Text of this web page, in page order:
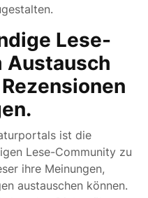
Lese-
Austausch
ist die
Lese-Community zu
ihre Meinungen,
austauschen können.